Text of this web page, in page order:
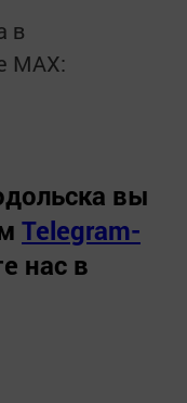
в
MАХ:
вы
Telegram-
нас в